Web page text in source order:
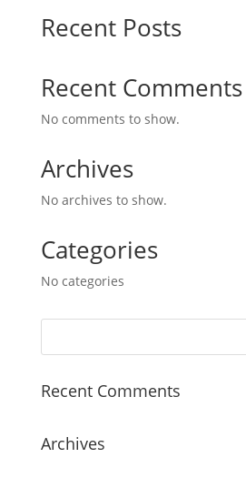
Recent Posts
Recent Comments
No comments to show.
Archives
No archives to show.
Categories
No categories
Recent Comments
Archives